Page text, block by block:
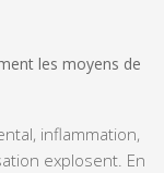
les moyens de
inflammation,
explosent. En